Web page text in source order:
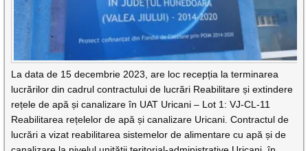
La data de 15 decembrie 2023, are loc recepția la terminarea
lucrărilor din cadrul contractului de lucrări Reabilitare și extindere
rețele de apă și canalizare în UAT Uricani – Lot 1: VJ-CL-11
Reabilitarea rețelelor de apă și canalizare Uricani. Contractul de
lucrări a vizat reabilitarea sistemelor de alimentare cu apă și de